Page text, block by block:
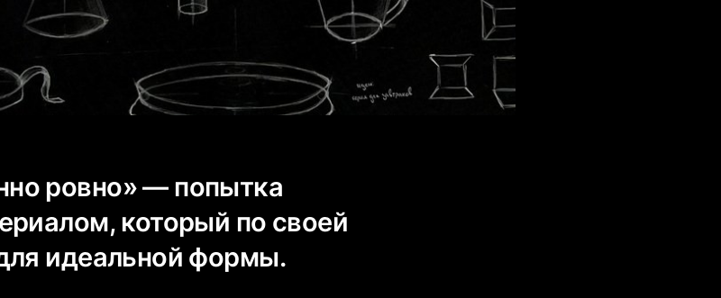
ровно» — попытка
который по своей
идеальной формы.